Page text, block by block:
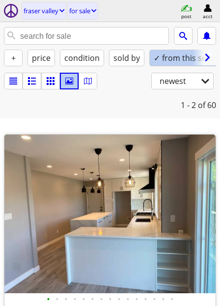
fraser valley for sale
post acct
+ price condition sold by ✓ from this seller
newest
1 - 2 of 60
• • • • • • • • • • • • • • •